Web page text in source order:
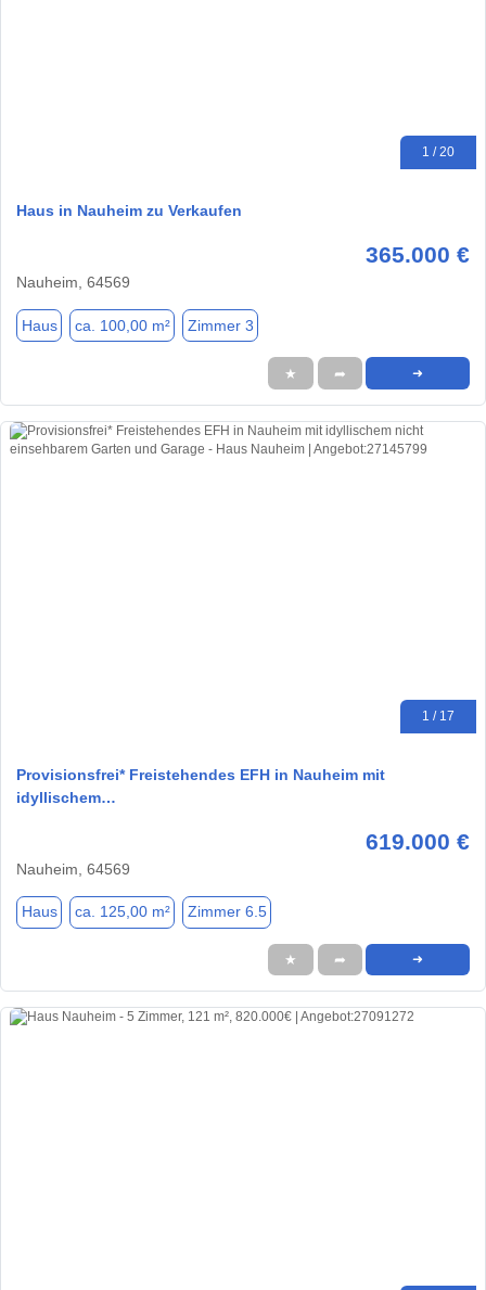
1 / 20
Haus in Nauheim zu Verkaufen
365.000 €
Nauheim, 64569
Haus ca. 100,00 m² Zimmer 3
★ ➦ ➜
1 / 17
Provisionsfrei* Freistehendes EFH in Nauheim mit
idyllischem…
619.000 €
Nauheim, 64569
Haus ca. 125,00 m² Zimmer 6.5
★ ➦ ➜